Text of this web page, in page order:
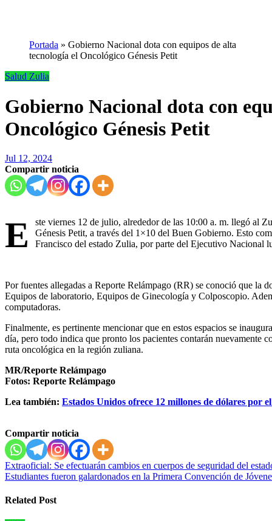
Portada » Gobierno Nacional dota con equipos de alta
tecnología el Oncológico Génesis Petit
Salud Zulia
Gobierno Nacional dota con
Oncológico Génesis Petit
Jul 12, 2024
Compartir noticia
E
ste viernes 12 de julio, alrededor de las 10:00 a. m. llegó al
Génesis Petit, a través del 1×10 del Buen Gobierno. Esto
Francisco del estado Zulia, por parte del Ejecutivo Nacional
Por fuentes allegadas a Reporte Relámpago (RR) se conoció que la
Equipos de laboratorio, Equipos de Ginecología y Colposcopio.
computadoras.
Finalmente, es pertinente mencionar que en estos espacios se
día, pero todo indica que pronto los pacientes contarán nuevamente
ruta oncológica en la región zuliana.
MR/Reporte Relámpago
Fotos: Reporte Relámpago
Lea también: Estados Unidos ofrece 12 millones de dólares por
Compartir noticia
Navegación
de
entradas
Extraoficial: Se efectuarán cambios en cuerpos de seguridad del
Estudiantes fueron galardonados en la Primera Convención de
Related Post